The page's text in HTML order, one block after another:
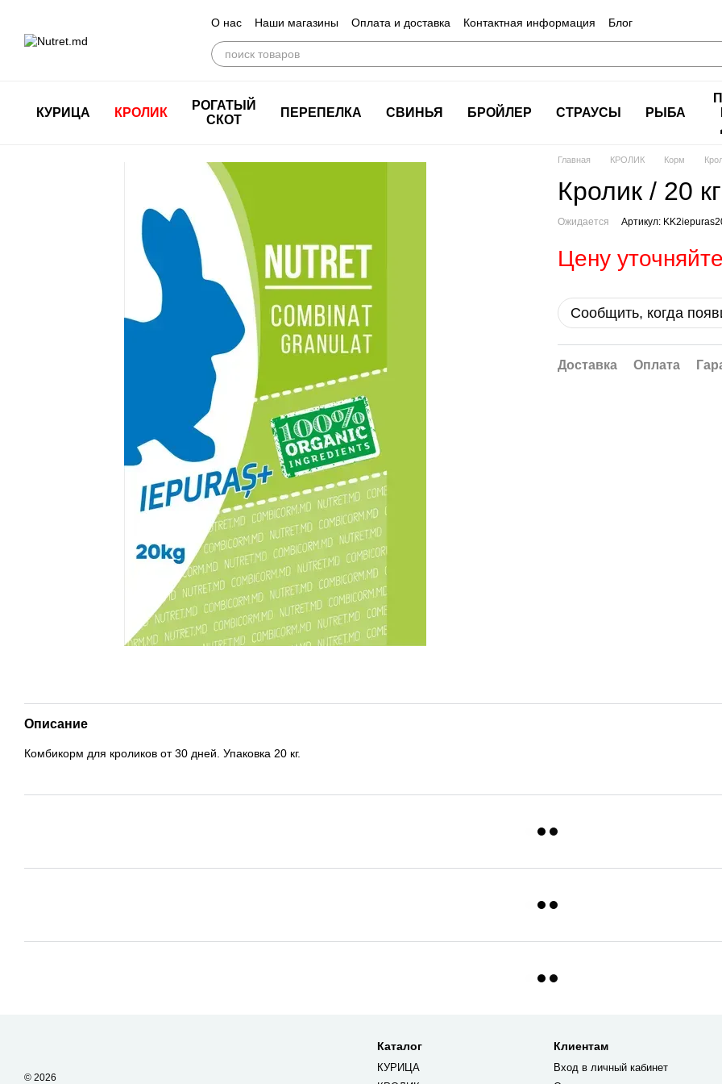
О нас Наши магазины Оплата и доставка Контактная информация Блог
КУРИЦА КРОЛИК
РОГАТЫЙ
СКОТ
ПЕРЕПЕЛКА СВИНЬЯ БРОЙЛЕР СТРАУСЫ РЫБА
Главная КРОЛИК Корм
Кролик / 20 кг
Ожидается Артикул:
Цену уточняйте
Сообщить, когда
Доставка Оплата
Описание
Комбикорм для кроликов от 30 дней. Упаковка 20 кг.
© 2026
Каталог
КУРИЦА
Клиентам
Вход в личный кабинет